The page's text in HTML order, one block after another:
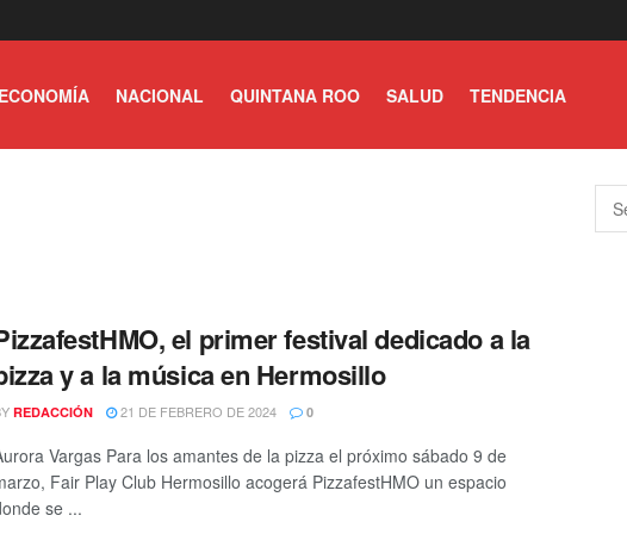
ECONOMÍA NACIONAL QUINTANA ROO SALUD TENDENCIA
el primer festival dedicado a la
y a la música en Hermosillo
REDACCIÓN 21 DE FEBRERO DE 2024 0
Vargas Para los amantes de la pizza el próximo sábado 9 de
Fair Play Club Hermosillo acogerá PizzafestHMO un espacio
se ...